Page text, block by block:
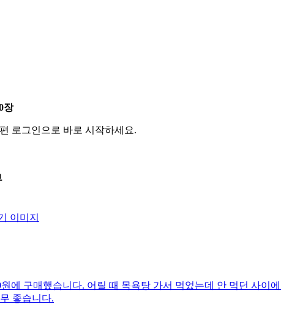
장
로그인으로 바로 시작하세요.
에 구매했습니다. 어릴 때 목욕탕 가서 먹었는데 안 먹던 사
좋습니다.